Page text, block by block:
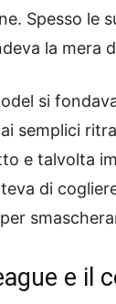
Spesso
la mera
si
semplici
e talvolta
di
e il